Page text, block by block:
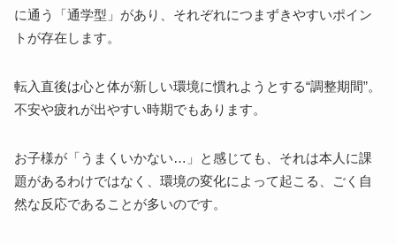
に通う「通学型」があり、それぞれにつまずきやすいポイン
トが存在します。
転入直後は心と体が新しい環境に慣れようとする“調整期間”。
不安や疲れが出やすい時期でもあります。
お子様が「うまくいかない…」と感じても、それは本人に課
題があるわけではなく、環境の変化によって起こる、ごく自
然な反応であることが多いのです。